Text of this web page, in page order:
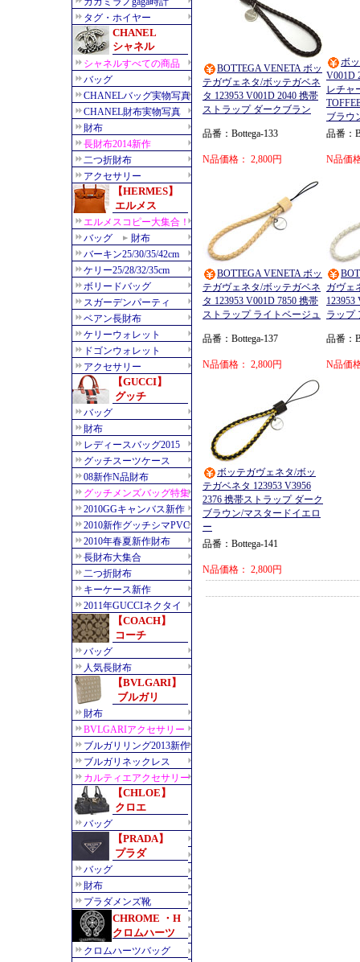
BOTTEGA VENETA ボッ
テガヴェネタ/ボッテガベネ
タ 123953 V001D 2040 携帯
ストラップ ダークブラン
ボ
V001D
レチャ
ブラウ
品番：Bottega-133
N品価格： 2,800円
品番：
N品価
BOTTEGA VENETA ボッ
テガヴェネタ/ボッテガベネ
タ 123953 V001D 7850 携帯
ストラップ ライトベージュ
ガヴェ
123953
ラップ
品番：Bottega-137
N品価格： 2,800円
品番：
N品価
ボッテガヴェネタ/ボッ
テガベネタ 123953 V3956
2376 携帯ストラップ ダーク
ブラウン/マスタードイエロ
ー
品番：Bottega-141
N品価格： 2,800円